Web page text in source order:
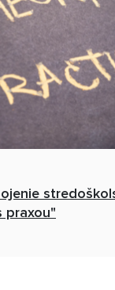
praxou"